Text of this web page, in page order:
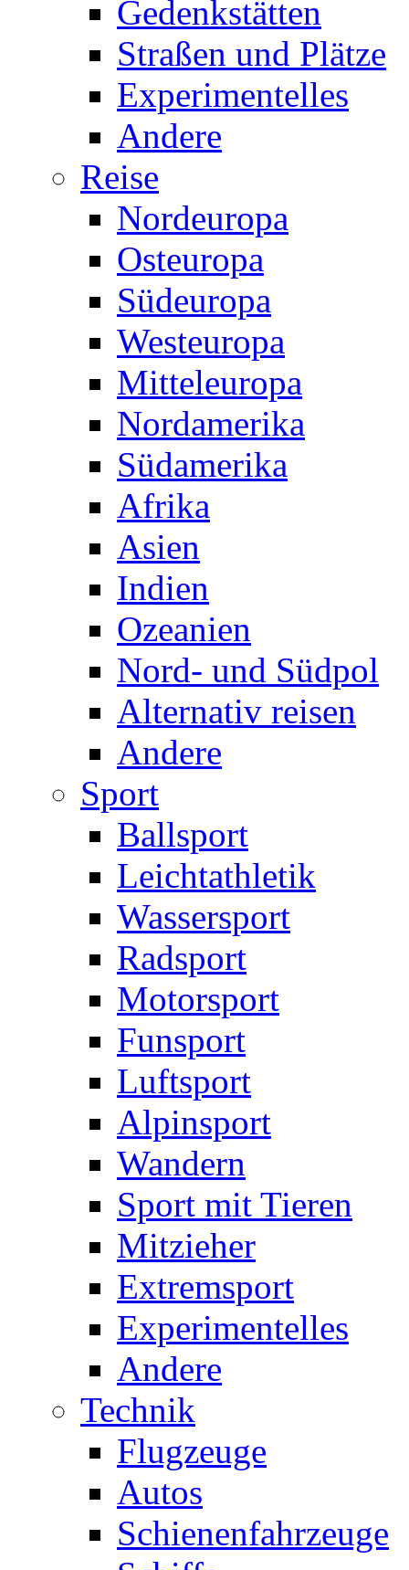
Gedenkstätten
Straßen und Plätze
Experimentelles
Andere
Reise
Nordeuropa
Osteuropa
Südeuropa
Westeuropa
Mitteleuropa
Nordamerika
Südamerika
Afrika
Asien
Indien
Ozeanien
Nord- und Südpol
Alternativ reisen
Andere
Sport
Ballsport
Leichtathletik
Wassersport
Radsport
Motorsport
Funsport
Luftsport
Alpinsport
Wandern
Sport mit Tieren
Mitzieher
Extremsport
Experimentelles
Andere
Technik
Flugzeuge
Autos
Schienenfahrzeuge